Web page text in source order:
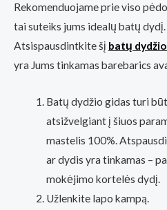
Rekomenduojame prie viso
tai suteiks jums idealų batų dydį.
Atsispausdintkite šį batų
yra Jums tinkamas barebarics
Batų dydžio gidas turi
atsižvelgiant į šiuos
mastelis 100%.
ar dydis yra tinkamas –
mokėjimo kortelės dydį.
Užlenkite lapo kampą.